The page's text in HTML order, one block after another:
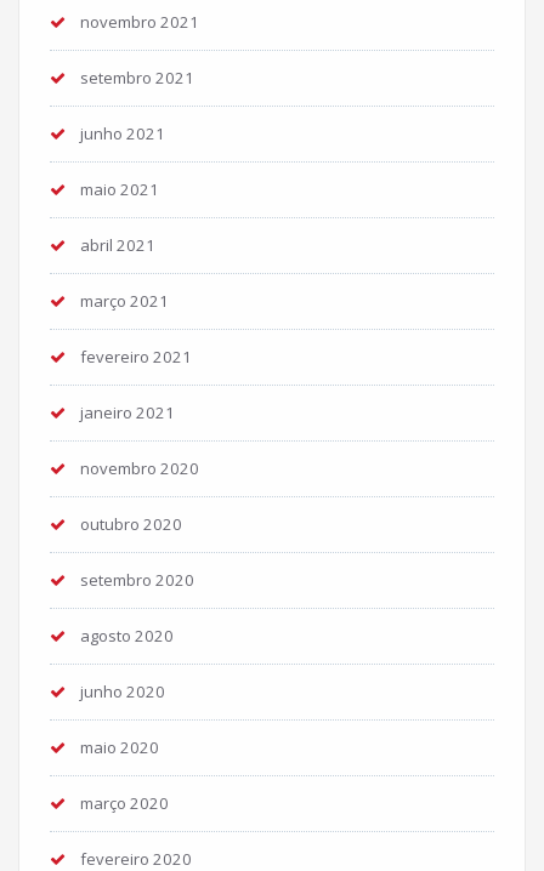
novembro 2021
setembro 2021
junho 2021
maio 2021
abril 2021
março 2021
fevereiro 2021
janeiro 2021
novembro 2020
outubro 2020
setembro 2020
agosto 2020
junho 2020
maio 2020
março 2020
fevereiro 2020